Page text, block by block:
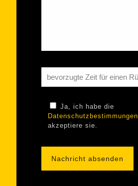
Ja, ich habe die
Datenschutzbestimmungen
akzeptiere sie.